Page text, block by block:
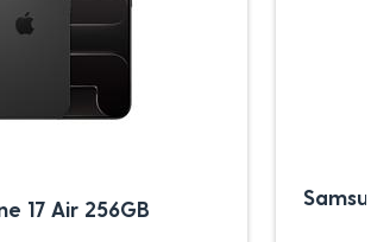
17 Air 256GB